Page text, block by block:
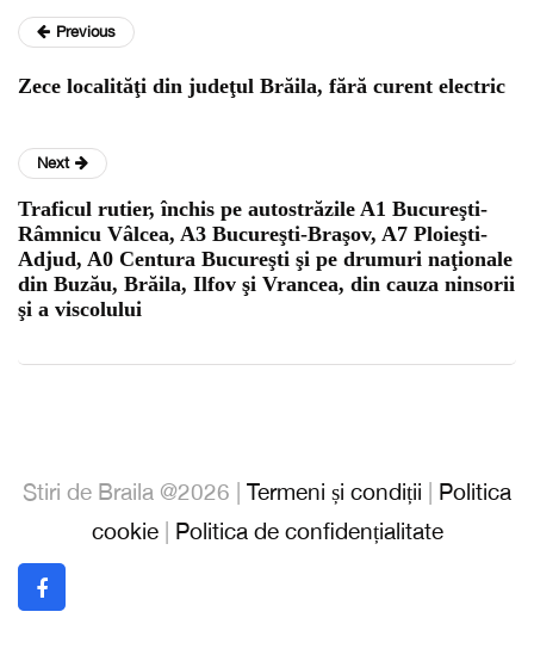
Previous
Zece localităţi din judeţul Brăila, fără curent electric
Next
Traficul rutier, închis pe autostrăzile A1 Bucureşti-
Râmnicu Vâlcea, A3 Bucureşti-Braşov, A7 Ploieşti-
Adjud, A0 Centura Bucureşti şi pe drumuri naţionale
din Buzău, Brăila, Ilfov şi Vrancea, din cauza ninsorii
şi a viscolului
Stiri de Braila @2026 | Termeni și condiții | Politica
cookie| Politica de confidențialitate